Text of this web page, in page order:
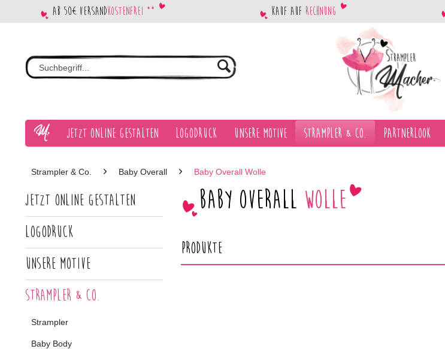
Ab 50€ Versandkostenfrei ** Kauf auf Rechnung
Jetzt Online gestalten Logodruck Unsere Motive Strampler & Co. Partnerlook
Strampler & Co. Baby Overall Baby Overall Wolle
Jetzt Online gestalten
Logodruck
Unsere Motive
Strampler & Co.
Strampler
Baby Body
Baby Overall Wolle
Produkte